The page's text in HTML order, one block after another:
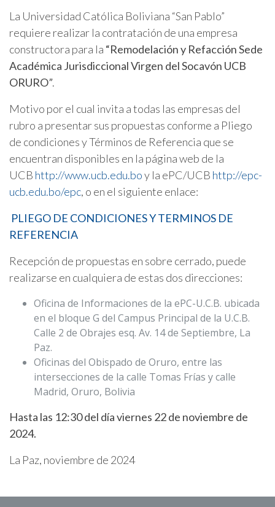
La Universidad Católica Boliviana “San Pablo”
requiere realizar la contratación de una empresa
constructora para la “Remodelación y Refacción Sede
Académica Jurisdiccional Virgen del Socavón UCB
ORURO”.
Motivo por el cual invita a todas las empresas del
rubro a presentar sus propuestas conforme a Pliego
de condiciones y Términos de Referencia que se
encuentran disponibles en la página web de la
UCB http://www.ucb.edu.boy la ePC/UCB http://epc-
ucb.edu.bo/epc, o en el siguiente enlace:
PLIEGO DE CONDICIONES Y TERMINOS DE
REFERENCIA
Recepción de propuestas en sobre cerrado, puede
realizarse en cualquiera de estas dos direcciones:
Oficina de Informaciones de la ePC-U.C.B. ubicada
en el bloque G del Campus Principal de la U.C.B.
Calle 2 de Obrajes esq. Av. 14 de Septiembre, La
Paz.
Oficinas del Obispado de Oruro, entre las
intersecciones de la calle Tomas Frías y calle
Madrid, Oruro, Bolivia
Hasta las 12:30 del día viernes 22 de noviembre de
2024.
La Paz, noviembre de 2024